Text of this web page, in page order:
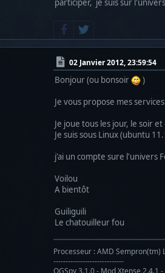
participer, je suis sur
02 Janvier 2012, 23:59:54
Bonjour (ou bonsoir
)
Je vous propose mes
Je joue tous les jour, le soir
Je suis sous Linux (ubuntu
j'ai un compte sure l'univers
Voilou
A bientôt
Guiliguili
Le chatouilleur fou
Processeur : AMD Sempron(tm)
-----------------------------
OGSpy 3.1.0 - Mod Xtense 2.4.1